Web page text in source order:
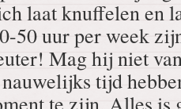
laat knuffelen en
50 uur per week
Mag hij niet
tijd
te zijn. Alles is